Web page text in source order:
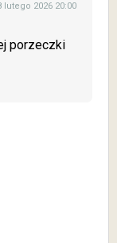
lutego 2026 20:00
porzeczki